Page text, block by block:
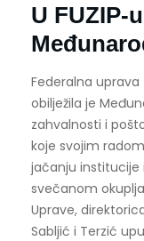
U FUZIP-
Federalna uprava
obilježila je
zahvalnosti i
koje svojim
jačanju institucije
svečanom
Uprave,
Sabljić i Terzić